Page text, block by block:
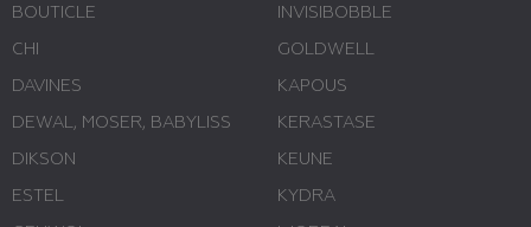
BOUTICLE
CHI
DAVINES
DEWAL, MOSER, BABYLISS
DIKSON
ESTEL
INVISIBOBBLE
GOLDWELL
KAPOUS
KERASTASE
KEUNE
KYDRA